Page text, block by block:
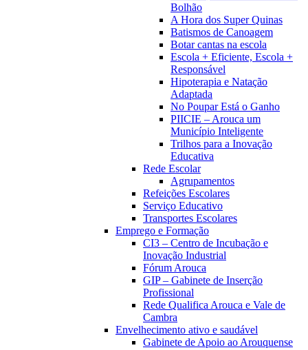
Bolhão
A Hora dos Super Quinas
Batismos de Canoagem
Botar cantas na escola
Escola + Eficiente, Escola +
Responsável
Hipoterapia e Natação
Adaptada
No Poupar Está o Ganho
PIICIE – Arouca um
Município Inteligente
Trilhos para a Inovação
Educativa
Rede Escolar
Agrupamentos
Refeições Escolares
Serviço Educativo
Transportes Escolares
Emprego e Formação
CI3 – Centro de Incubação e
Inovação Industrial
Fórum Arouca
GIP – Gabinete de Inserção
Profissional
Rede Qualifica Arouca e Vale de
Cambra
Envelhecimento ativo e saudável
Gabinete de Apoio ao Arouquense